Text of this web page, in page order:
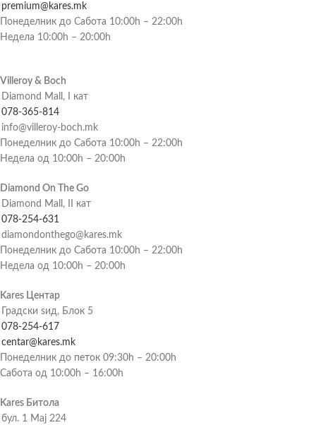
premium@kares.mk
Понеделник до Сабота 10:00h – 22:00h
Недела 10:00h – 20:00h
Villeroy & Boch
Diamond Mall, I кат
078-365-814
info@villeroy-boch.mk
Понеделник до Сабота 10:00h – 22:00h
Недела од 10:00h – 20:00h
Diamond On The Go
Diamond Mall, II кат
078-254-631
diamondonthego@kares.mk
Понеделник до Сабота 10:00h – 22:00h
Недела од 10:00h – 20:00h
Kares Центар
Градски ѕид, Блок 5
078-254-617
centar@kares.mk
Понеделник до петок 09:30h – 20:00h
Сабота од 10:00h – 16:00h
Kares Битола
бул. 1 Мај 224